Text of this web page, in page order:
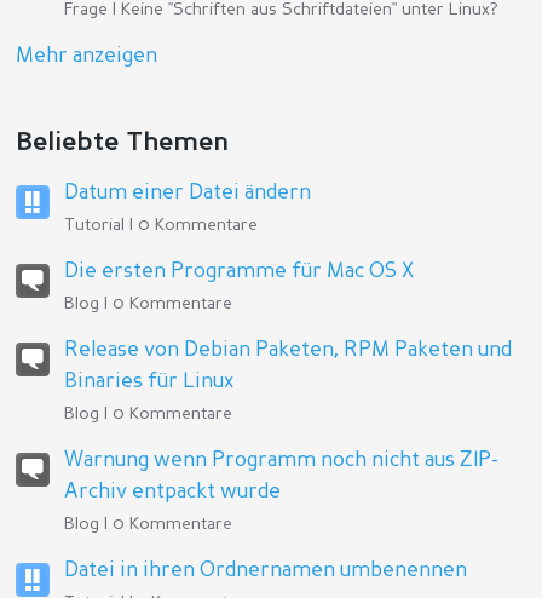
Frage | Keine "Schriften aus Schriftdateien" unter Linux?
Mehr anzeigen
Beliebte Themen
Datum einer Datei ändern
Tutorial | 0 Kommentare
Die ersten Programme für Mac OS X
Blog | 0 Kommentare
Release von Debian Paketen, RPM Paketen und
Binaries für Linux
Blog | 0 Kommentare
Warnung wenn Programm noch nicht aus ZIP-
Archiv entpackt wurde
Blog | 0 Kommentare
Datei in ihren Ordnernamen umbenennen